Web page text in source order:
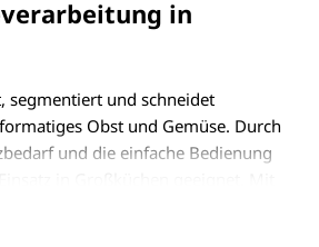
in
segmentiert und schneidet
Obst und Gemüse. Durch
und die einfache Bedienung
Schneideeinsätzen lassen